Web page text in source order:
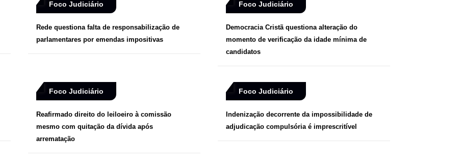
Foco Judiciário
Rede questiona falta de responsabilização de
parlamentares por emendas impositivas
Foco Judiciário
Democracia Cristã questiona alteração do
momento de verificação da idade mínima de
candidatos
Foco Judiciário
Reafirmado direito do leiloeiro à comissão
mesmo com quitação da dívida após
arrematação
Foco Judiciário
Indenização decorrente da impossibilidade de
adjudicação compulsória é imprescritível